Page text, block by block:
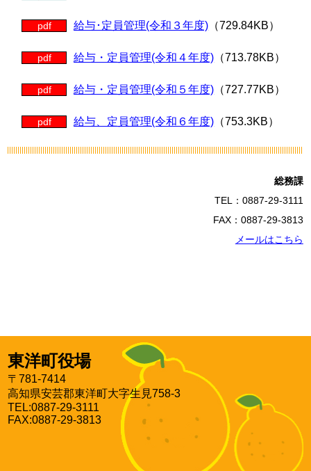
pdf 給与･定員管理(令和３年度) （729.84KB）
pdf 給与・定員管理(令和４年度) （713.78KB）
pdf 給与・定員管理(令和５年度) （727.77KB）
pdf 給与、定員管理(令和６年度) （753.3KB）
総務課
TEL：0887-29-3111
FAX：0887-29-3813
メールはこちら
東洋町役場
〒781-7414
高知県安芸郡東洋町大字生見758-3
TEL:0887-29-3111
FAX:0887-29-3813